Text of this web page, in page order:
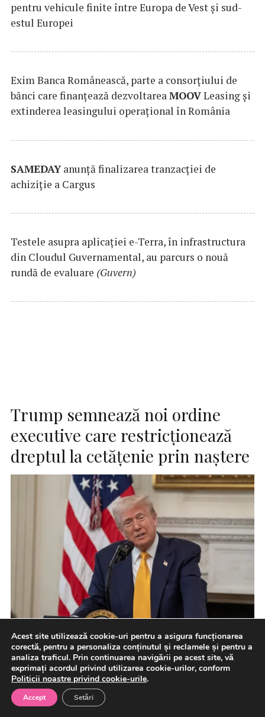
pentru vehicule finite între Europa de Vest și sud-
estul Europei
Exim Banca Românească, parte a consorțiului de
bănci care finanțează dezvoltareaMOOVLeasing și
extinderea leasingului operațional în România
SAMEDAYanunță finalizarea tranzacției de
achiziție a Cargus
Testele asupra aplicaţiei e-Terra, în infrastructura
din Cloudul Guvernamental, au parcurs o nouă
rundă de evaluare (Guvern)
Trump semnează noi ordine
executive care restricţionează
dreptul la cetăţenie prin naştere
Preşedintele SUA, Donald Trump, a semnat joi două
ordine executive, într-o nouă încercare de a restricţiona
dreptul la […]
Acest site utilizează cookie-uri pentru a asigura funcționarea
corectă, pentru a personaliza conținutul și reclamele și pentru a
analiza traficul. Prin continuarea navigării pe acest site, vă
exprimați acordul privind utilizarea cookie-urilor, conform
Politicii noastre privind cookie-urile.
Accept Setări